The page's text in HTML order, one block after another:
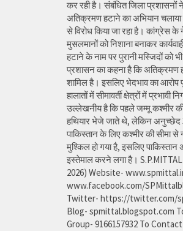
कर रही है। संबंधित जिला प्रशासनों ने
अतिक्रमण हटाने का अभियान
से विरोध किया जा रहा है। कांग्रेस
मुसलमानों को निशाना बनाकर
हटाने के नाम पर पुरानी मस्जिदों को भी
प्रशासन का कहना है कि अतिक्रमण
शामिल है। इसलिए भेदभाव का आरोप
हालातों में सीमावर्ती क्षेत्रों में
उल्लेखनीय है कि पहले जम्मू कश्मीर
हथियार भेजे जाते थे, लेकिन अनुच्छेद
पाकिस्तान के लिए कश्मीर की सीमा
मुश्किल हो गया है, इसलिए पाकिस्तान
इस्तेमाल करने लगा है।
2026) Website-
www.facebook.com/
Twitter- https://twitter.com/
Blog- spmittal.blogspot.com
Group- 9166157932 To